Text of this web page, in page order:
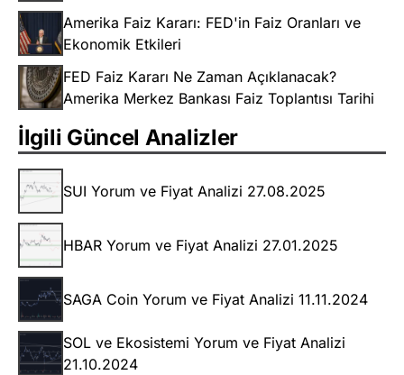
Amerika Faiz Kararı: FED'in Faiz Oranları ve
Ekonomik Etkileri
FED Faiz Kararı Ne Zaman Açıklanacak?
Amerika Merkez Bankası Faiz Toplantısı Tarihi
İlgili Güncel Analizler
SUI Yorum ve Fiyat Analizi 27.08.2025
HBAR Yorum ve Fiyat Analizi 27.01.2025
SAGA Coin Yorum ve Fiyat Analizi 11.11.2024
SOL ve Ekosistemi Yorum ve Fiyat Analizi
21.10.2024